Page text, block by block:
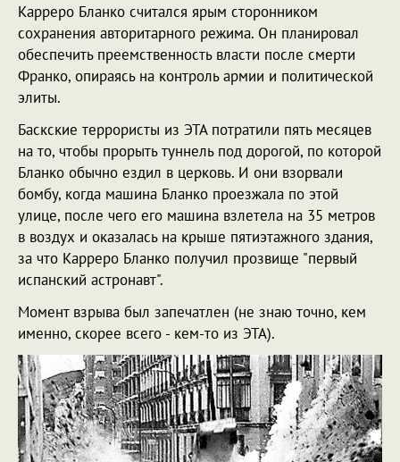
Карреро Бланко считался ярым сторонником
сохранения авторитарного режима. Он планировал
обеспечить преемственность власти после смерти
Франко, опираясь на контроль армии и политической
элиты.
Баскские террористы из ЭТА потратили пять месяцев
на то, чтобы прорыть туннель под дорогой, по которой
Бланко обычно ездил в церковь. И они взорвали
бомбу, когда машина Бланко проезжала по этой
улице, после чего его машина взлетела на 35 метров
в воздух и оказалась на крыше пятиэтажного здания,
за что Карреро Бланко получил прозвище "первый
испанский астронавт".
Момент взрыва был запечатлен (не знаю точно, кем
именно, скорее всего - кем-то из ЭТА).